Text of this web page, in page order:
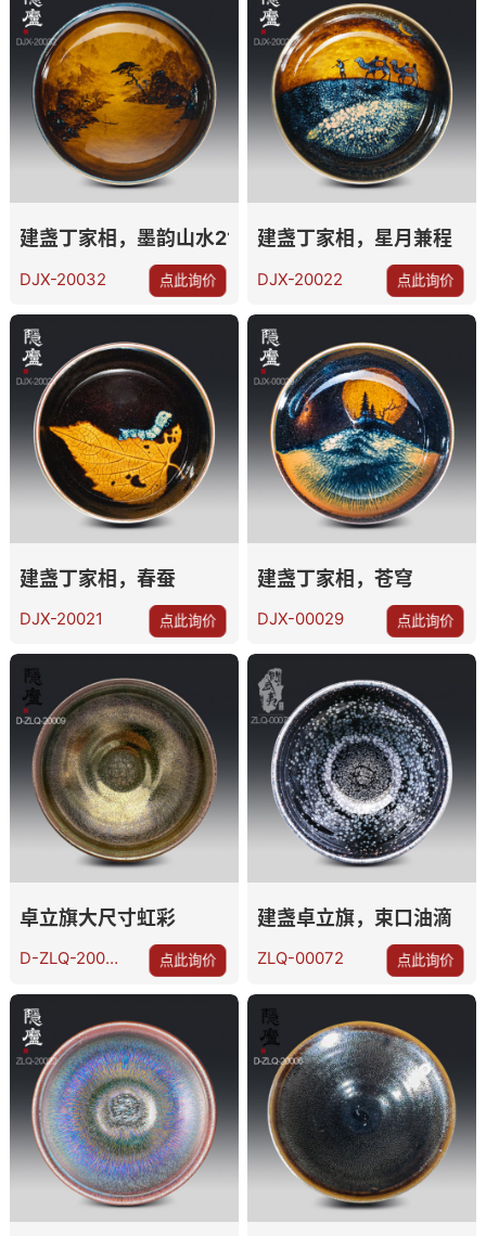
建盏丁家相，墨韵山水21口
DJX-20032 点此询价
建盏丁家相，星月兼程
DJX-20022 点此询价
建盏丁家相，春蚕
DJX-20021 点此询价
建盏丁家相，苍穹
DJX-00029 点此询价
卓立旗大尺寸虹彩
D-ZLQ-20009 点此询价
建盏卓立旗，束口油滴
ZLQ-00072 点此询价